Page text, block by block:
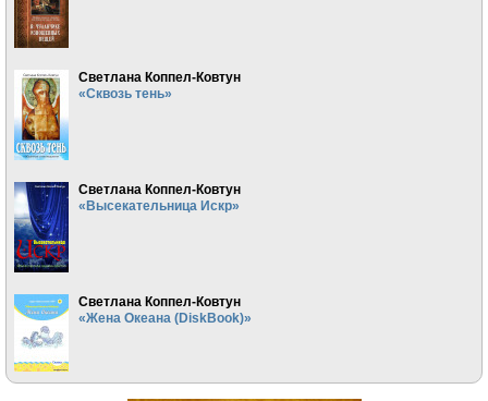
Светлана Коппел-Ковтун
«Сквозь тень»
Светлана Коппел-Ковтун
«Высекательница Искр»
Светлана Коппел-Ковтун
«Жена Океана (DiskBook)»